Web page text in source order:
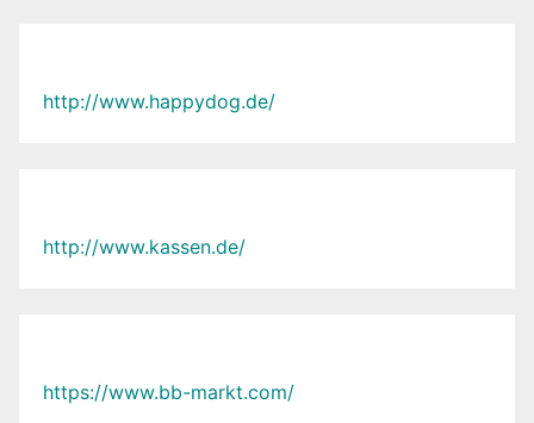
http://www.happydog.de/
http://www.kassen.de/
https://www.bb-markt.com/